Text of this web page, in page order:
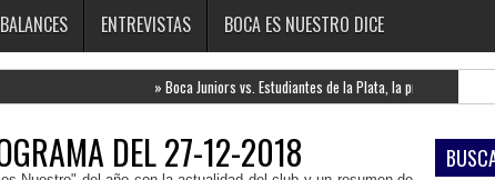
BALANCES ENTREVISTAS BOCA ES NUESTRO DICE
Boca Juniors vs. Estudiantes de la Plata, la previa Newell's
DEL 27-12-2018